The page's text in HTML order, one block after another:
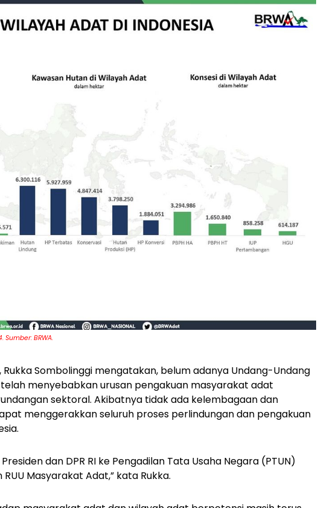
Sumber: BRWA.
Sombolinggi mengatakan, belum adanya Undang-Undang
menyebabkan urusan pengakuan masyarakat adat
sektoral. Akibatnya tidak ada kelembagaan dan
menggerakkan seluruh proses perlindungan dan pengakuan
dan DPR RI ke Pengadilan Tata Usaha Negara (PTUN)
Masyarakat Adat,” kata Rukka.